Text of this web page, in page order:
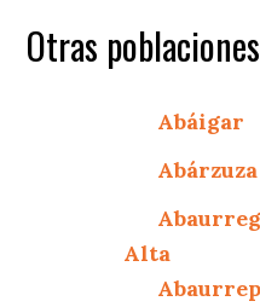
Otras
Abáigar
Abárzuza
Alta